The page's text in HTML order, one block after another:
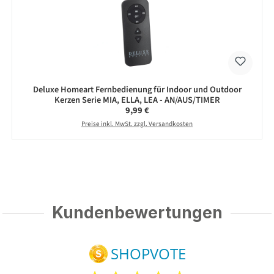
Deluxe Homeart Fernbedienung für Indoor und Outdoor
Kerzen Serie MIA, ELLA, LEA - AN/AUS/TIMER
Regulärer Preis:
9,99 €
Preise inkl. MwSt. zzgl. Versandkosten
Kundenbewertungen